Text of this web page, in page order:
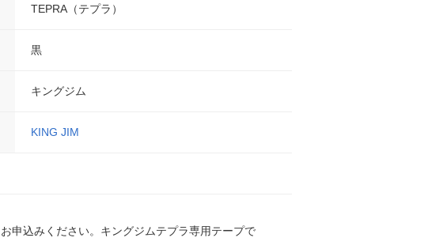
TEPRA（テプラ）
黒
キングジム
KING JIM
申込みください。キングジムテプラ専用テープで